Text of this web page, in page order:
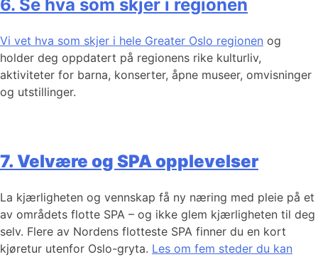
6. Se hva som skjer i regionen
Vi vet hva som skjer i hele Greater Oslo regionen og
holder deg oppdatert på regionens rike kulturliv,
aktiviteter for barna, konserter, åpne museer, omvisninger
og utstillinger.
7. Velvære og SPA opplevelser
La kjærligheten og vennskap få ny næring med pleie på et
av områdets flotte SPA – og ikke glem kjærligheten til deg
selv. Flere av Nordens flotteste SPA finner du en kort
kjøretur utenfor Oslo-gryta. Les om fem steder du kan